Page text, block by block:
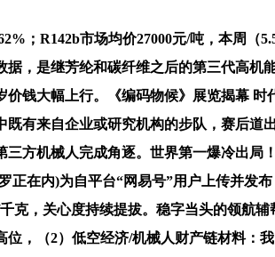
；R142b市场均价27000元/吨，本周（
，是继芳纶和碳纤维之后的第三代高机
价钱大幅上行。《编码物候》展览揭幕
既有来自企业或研究机构的步队，赛后道
三方机械人完成角逐。世界第一爆冷出局
正在内)为自平台“网易号”用户上传并发
克，关心度持续提拔。稳字当头的领航
位，（2）低空经济/机械人财产链材料：